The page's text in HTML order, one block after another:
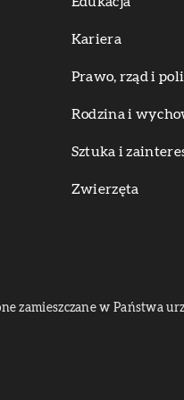
Kariera
Prawo, rząd i
Rodzina i
Sztuka i
Zwierzęta
zamieszczane w Państwa